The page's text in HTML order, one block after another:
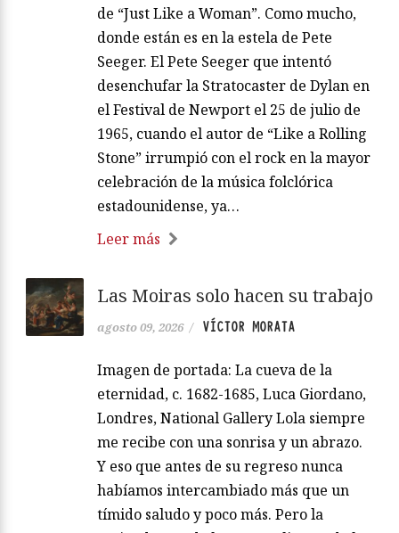
de “Just Like a Woman”. Como mucho,
donde están es en la estela de Pete
Seeger. El Pete Seeger que intentó
desenchufar la Stratocaster de Dylan en
el Festival de Newport el 25 de julio de
1965, cuando el autor de “Like a Rolling
Stone” irrumpió con el rock en la mayor
celebración de la música folclórica
estadounidense, ya…
Leer más
Las Moiras solo hacen su trabajo
agosto 09, 2026 / VÍCTOR MORATA
Imagen de portada: La cueva de la
eternidad, c. 1682-1685, Luca Giordano,
Londres, National Gallery Lola siempre
me recibe con una sonrisa y un abrazo.
Y eso que antes de su regreso nunca
habíamos intercambiado más que un
tímido saludo y poco más. Pero la